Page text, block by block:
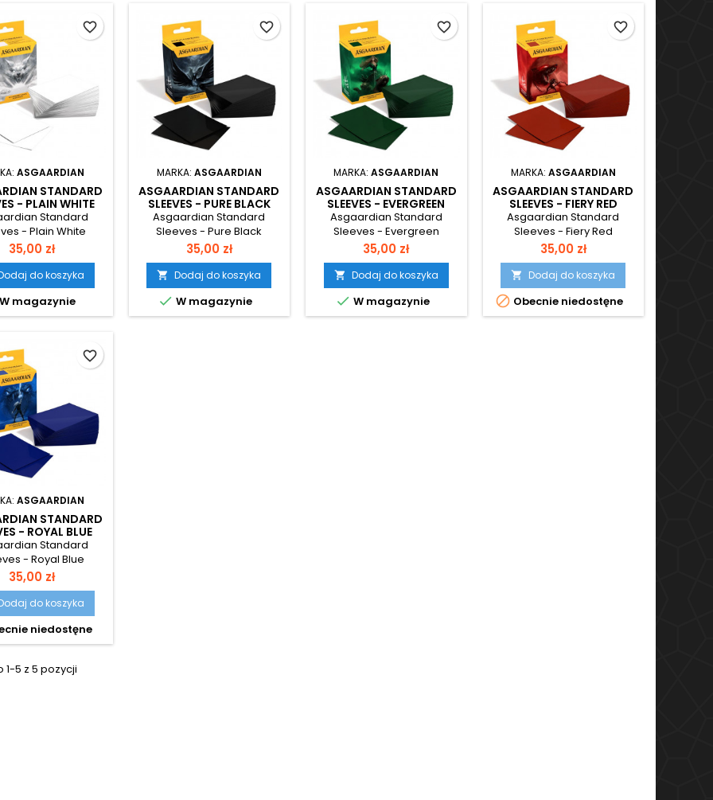
ASGAARDIAN
STANDARD
- PLAIN WHITE
Standard
- Plain White
Cena
35,00 zł
do koszyka
W magazynie
favorite_border
MARKA: ASGAARDIAN
ASGAARDIAN STANDARD
SLEEVES - PURE BLACK
Asgaardian Standard
Sleeves - Pure Black
Cena
35,00 zł
 Dodaj do koszyka
 W magazynie
favorite_border
MARKA:ASGAARDIAN
ASGAARDIAN STANDARD
SLEEVES - EVERGREEN
Asgaardian Standard
Sleeves - Evergreen
Cena
35,00 zł
 Dodaj do koszyka
 W magazynie
favorite_border
MARKA: ASGAARDIAN
ASGAARDIAN STANDARD
SLEEVES - FIERY RED
Asgaardian Standard
Sleeves - Fiery Red
Cena
35,00 zł
 Dodaj do koszyka
 Obecnie niedostęne
favorite_border
ASGAARDIAN
STANDARD
- ROYAL BLUE
Standard
- Royal Blue
Cena
35,00 zł
do koszyka
niedostęne
favorite_border
1-5 z 5 pozycji